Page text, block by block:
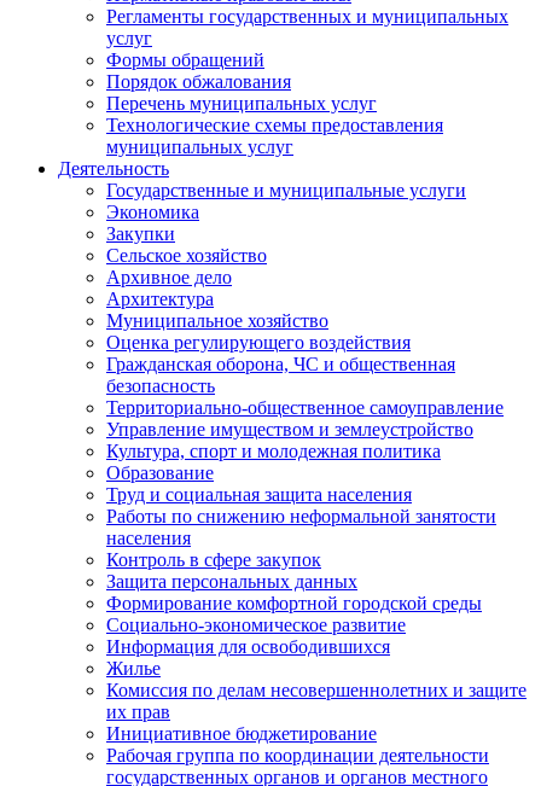
Регламенты государственных и муниципальных
услуг
Формы обращений
Порядок обжалования
Перечень муниципальных услуг
Технологические схемы предоставления
муниципальных услуг
Деятельность
Государственные и муниципальные услуги
Экономика
Закупки
Сельское хозяйство
Архивное дело
Архитектура
Муниципальное хозяйство
Оценка регулирующего воздействия
Гражданская оборона, ЧС и общественная
безопасность
Территориально-общественное самоуправление
Управление имуществом и землеустройство
Культура, спорт и молодежная политика
Образование
Труд и социальная защита населения
Работы по снижению неформальной занятости
населения
Контроль в сфере закупок
Защита персональных данных
Формирование комфортной городской среды
Социально-экономическое развитие
Информация для освободившихся
Жилье
Комиссия по делам несовершеннолетних и защите
их прав
Инициативное бюджетирование
Рабочая группа по координации деятельности
государственных органов и органов местного